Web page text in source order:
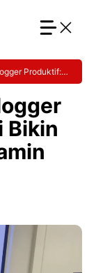
Produktif:
Bikin